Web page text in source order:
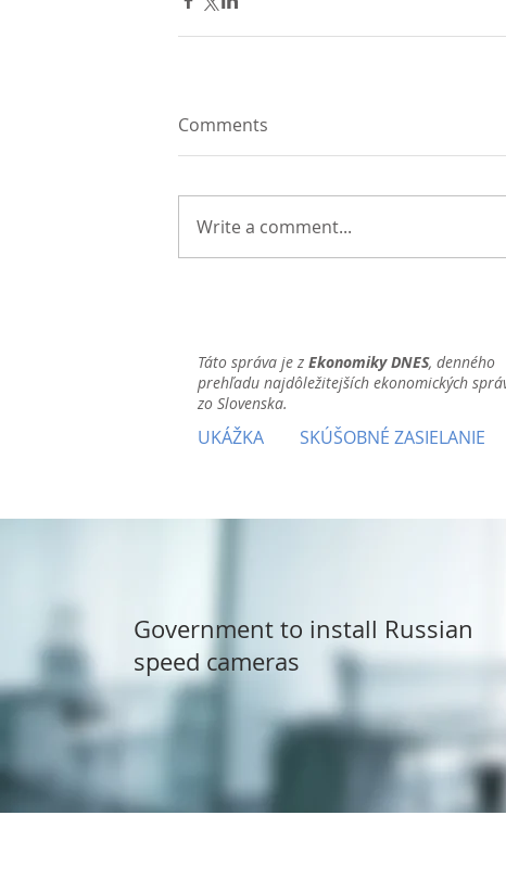
Comments
Write a comment...
Táto správa je z Ekonomiky DNES, denného
prehľadu najdôležitejších ekonomických
zo Slovenska.
UKÁŽKA SKÚŠOBNÉ ZASIELANIE
Government to install Russian
speed cameras